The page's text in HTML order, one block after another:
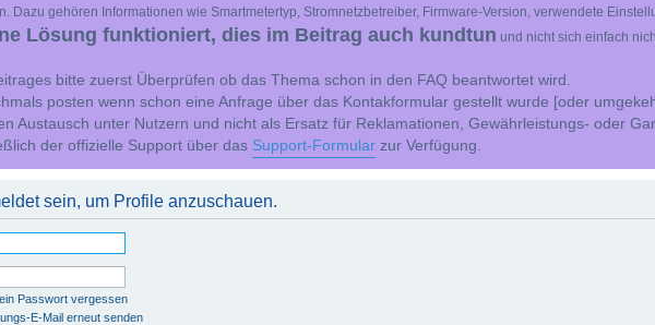
Dazu gehören Informationen wie Smartmetertyp, Stromnetzbetreiber, Firmware-Version, verwendete
Lösung funktioniert, dies im Beitrag auch kundtun und nicht sich einfach
bitte zuerst Überprüfen ob das Thema schon in den FAQ beantwortet wird.
posten wenn schon eine Anfrage über das Kontakformular gestellt wurde [oder
Austausch unter Nutzern und nicht als Ersatz für Reklamationen, Gewährleistungs- oder
der offizielle Support über das Support-Formular zur Verfügung.
sein, um Profile anzuschauen.
Passwort vergessen
E-Mail erneut senden